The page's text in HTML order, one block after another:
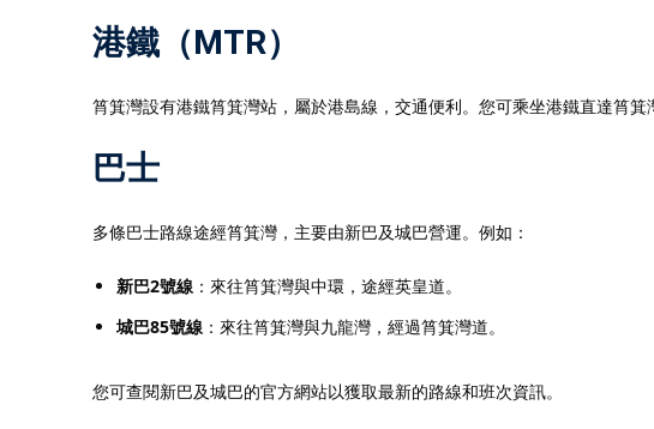
港鐵（MTR）
筲箕灣設有港鐵筲箕灣站，屬於港島線，交通便利。​您可乘坐港鐵直達筲箕
巴士
多條巴士路線途經筲箕灣，主要由新巴及城巴營運。​例如：​
新巴2號線 ：來往筲箕灣與中環，途經英皇道。​
城巴85號線 ：來往筲箕灣與九龍灣，經過筲箕灣道。​
您可查閱新巴及城巴的官方網站以獲取最新的路線和班次資訊。​